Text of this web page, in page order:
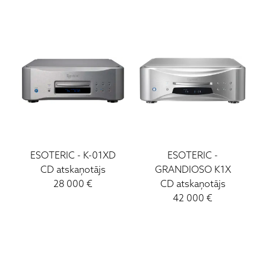
ESOTERIC - K-01XD
CD atskaņotājs
28 000 €
ESOTERIC -
GRANDIOSO K1X
CD atskaņotājs
42 000 €
Rega
Roksan
Ortofon DJ
ATC
Lockwood